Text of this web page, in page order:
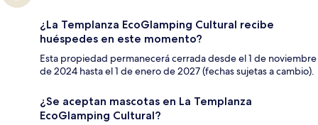
¿La Templanza EcoGlamping Cultural recibe
huéspedes en este momento?
Esta propiedad permanecerá cerrada desde el 1 de noviembre
de 2024 hasta el 1 de enero de 2027 (fechas sujetas a cambio).
¿Se aceptan mascotas en La Templanza
EcoGlamping Cultural?